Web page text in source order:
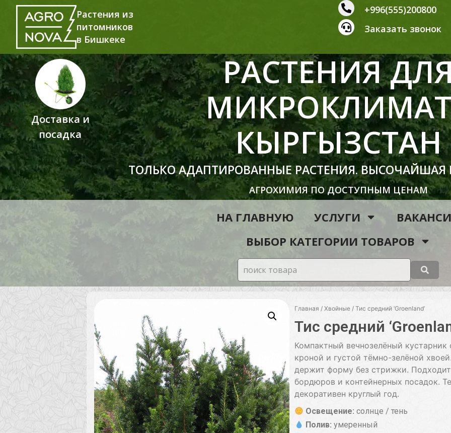
Растения из
питомников
в Бишкеке
+996(555)200800
Заказать звонок
Доставка и
посадка
РАСТЕНИЯ
КЫРГЫЗСТАН
ТОЛЬКО АДАПТИРОВАННЫЕ РАСТЕНИЯ.
АГРОХИМИЯ ПО ДОСТУПНЫМ ЦЕНАМ
НА ГЛАВНУЮ УСЛУГИ
ВЫБОР КАТЕГОРИИ ТОВАРОВ
Главная / Хвойные / Тис средний ‘Groenland’
Тис средний
Компактный вечнозелёный
кроной и густой тёмно-зелёной
держит форму без стрижки.
бордюров и контейнерных посадок.
декоративен круглый год.
Освещение: солнце / тень
Полив: умеренный